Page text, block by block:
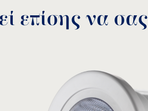
Μετασχηματιστής ρητίνης
ΜΟΝΤΕΛΟ:SLT
επίσης να